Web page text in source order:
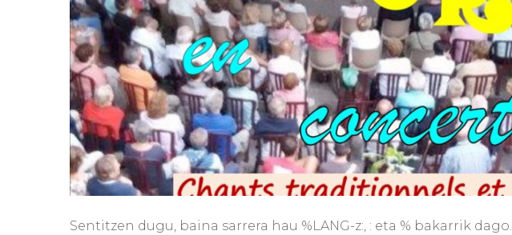
Sentitzen dugu, baina sarrera hau %LANG-z:, : eta % bakarrik dago.